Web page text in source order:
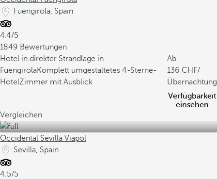
Fuengirola, Spain
4.4/5
1849 Bewertungen
Hotel in direkter Strandlage in
FuengirolaKomplett umgestaltetes 4-Sterne-
HotelZimmer mit Ausblick
Ab
136
/
Übernachtung
Verfügbarkeit
einsehen
Vergleichen
Occidental Sevilla Viapol
Sevilla, Spain
4.5/5